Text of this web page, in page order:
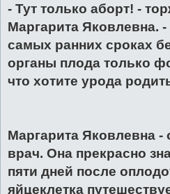
- Тут только аборт! -
Маргарита Яковлевна.
самых ранних сроках
органы плода только
что хотите урода
Маргарита Яковлевна
врач. Она прекрасно
пяти дней после
яйцеклетка